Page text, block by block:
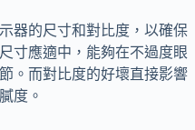
器的尺寸和對比度，以確保
寸應適中，能夠在不過度眼
。而對比度的好壞直接影響
度。